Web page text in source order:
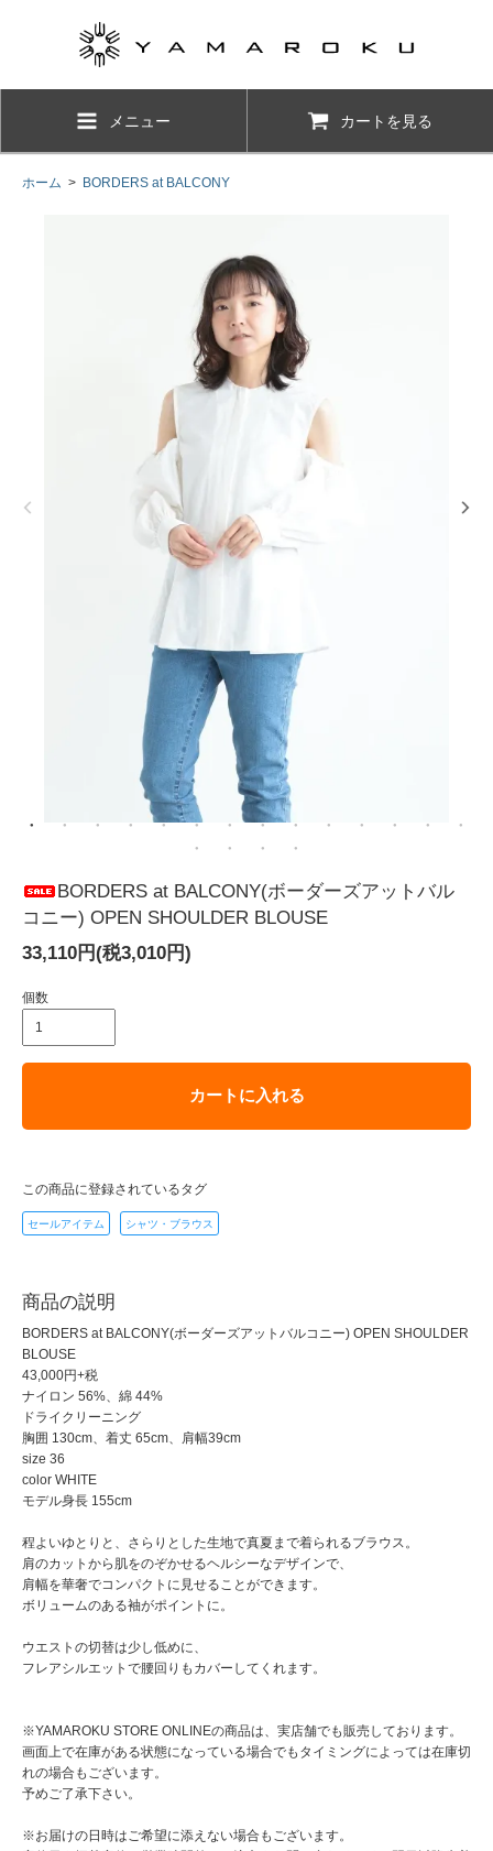
メニュー カートを見る
ホーム > BORDERS at BALCONY
BORDERS at BALCONY(ボーダーズアットバル
コニー) OPEN SHOULDER BLOUSE
33,110円(税3,010円)
個数
カートに入れる
この商品に登録されているタグ
セールアイテム シャツ・ブラウス
商品の説明
BORDERS at BALCONY(ボーダーズアットバルコニー) OPEN SHOULDER
BLOUSE
43,000円+税
ナイロン 56%、綿 44%
ドライクリーニング
胸囲 130cm、着丈 65cm、肩幅39cm
size 36
color WHITE
モデル身長 155cm
程よいゆとりと、さらりとした生地で真夏まで着られるブラウス。
肩のカットから肌をのぞかせるヘルシーなデザインで、
肩幅を華奢でコンパクトに見せることができます。
ボリュームのある袖がポイントに。
ウエストの切替は少し低めに、
フレアシルエットで腰回りもカバーしてくれます。
※YAMAROKU STORE ONLINEの商品は、実店舗でも販売しております。
画面上で在庫がある状態になっている場合でもタイミングによっては在庫切
れの場合もございます。
予めご了承下さい。
※お届けの日時はご希望に添えない場合もございます。